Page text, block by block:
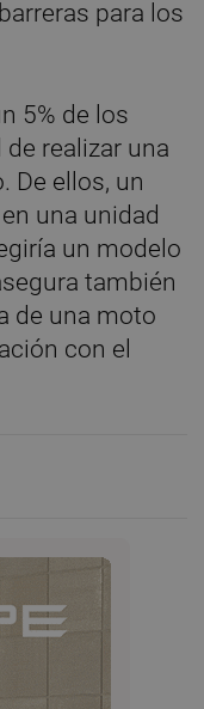
para los
5% de los
realizar una
De ellos, un
una unidad
un modelo
también
de una moto
con el